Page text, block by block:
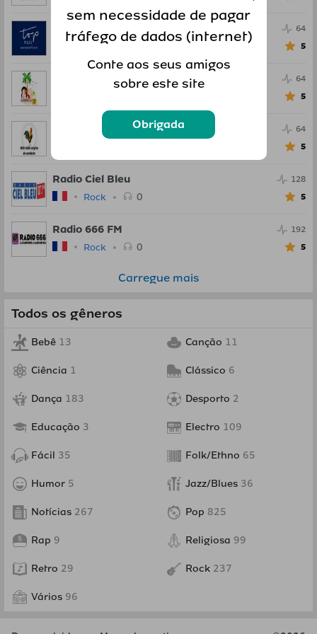
Radio Top Music FM
Rock
64
5
Gabriela FM
64
5
Web Radio Caipira do Nordeste
64
5
Radio Ciel Bleu
Rock 0
128
5
Radio 666 FM
Rock 0
192
5
Carregue mais
Todos os gêneros
Bebê 13 Canção 11
Ciência 1 Clássico 6
Dança 183 Desporto 2
Educação 3 Electro 109
Fácil 35 Folk/Ethno 65
Humor 5 Jazz/Blues 36
Notícias 267 Pop 825
Rap 9 Religiosa 99
Retro 29 Rock 237
Vários 96
sem necessidade de pagar
tráfego de dados (internet)
Conte aos seus amigos
sobre este site
Obrigada